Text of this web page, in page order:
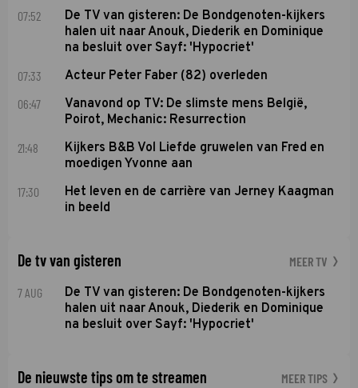
07:52
De TV van gisteren: De Bondgenoten-kijkers
halen uit naar Anouk, Diederik en Dominique
na besluit over Sayf: 'Hypocriet'
07:33 Acteur Peter Faber (82) overleden
06:47
Vanavond op TV: De slimste mens België,
Poirot, Mechanic: Resurrection
21:48
Kijkers B&B Vol Liefde gruwelen van Fred en
moedigen Yvonne aan
17:30
Het leven en de carrière van Jerney Kaagman
in beeld
De tv van gisteren MEER TV
7 AUG
De TV van gisteren: De Bondgenoten-kijkers
halen uit naar Anouk, Diederik en Dominique
na besluit over Sayf: 'Hypocriet'
De nieuwste tips om te streamen MEER TIPS